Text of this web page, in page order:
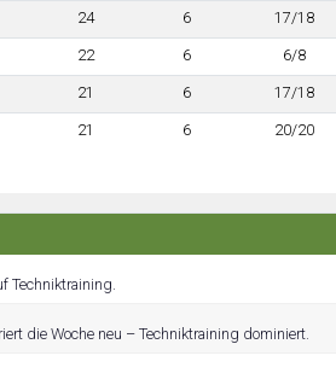
24 6 17/18
22 6 6/8
21 6 17/18
21 6 20/20
Techniktraining.
die Woche neu – Techniktraining dominiert.